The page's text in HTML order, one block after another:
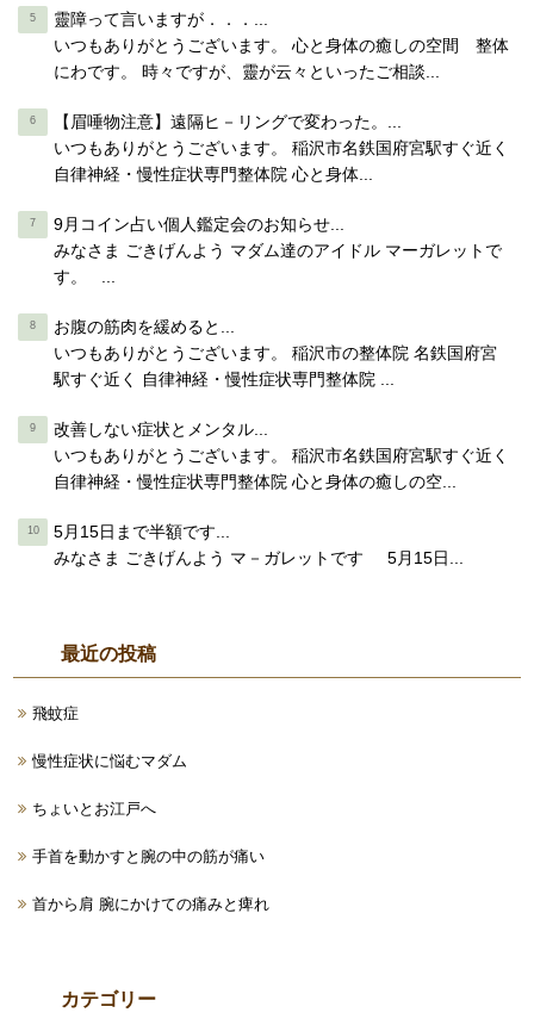
靈障って言いますが．．．...
いつもありがとうございます。 心と身体の癒しの空間 整体
にわです。 時々ですが、靈が云々といったご相談...
【眉唾物注意】遠隔ヒ－リングで変わった。...
いつもありがとうございます。 稲沢市名鉄国府宮駅すぐ近く
自律神経・慢性症状専門整体院 心と身体...
9月コイン占い個人鑑定会のお知らせ...
みなさま ごきげんよう マダム達のアイドル マーガレットで
す。 ...
お腹の筋肉を緩めると...
いつもありがとうございます。 稲沢市の整体院 名鉄国府宮
駅すぐ近く 自律神経・慢性症状専門整体院 ...
改善しない症状とメンタル...
いつもありがとうございます。 稲沢市名鉄国府宮駅すぐ近く
自律神経・慢性症状専門整体院 心と身体の癒しの空...
5月15日まで半額です...
みなさま ごきげんよう マ－ガレットです 5月15日...
最近の投稿
飛蚊症
慢性症状に悩むマダム
ちょいとお江戸へ
手首を動かすと腕の中の筋が痛い
首から肩 腕にかけての痛みと痺れ
カテゴリー